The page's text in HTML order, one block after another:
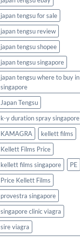
japan tengsu for sale
japan tengsu review
japan tengsu shopee
japan tengsu singapore
japan tengsu where to buy in
singapore
Japan Tengsu
k-y duration spray singapore
KAMAGRA
kellett films
Kellett Films Price
kellett films singapore
PE
Price Kellett Films
provestra singapore
singapore clinic viagra
sire viagra